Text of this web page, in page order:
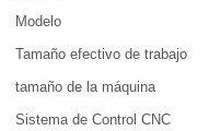
Modelo
Tamaño efectivo de trabajo
tamaño de la máquina
Sistema de Control CNC